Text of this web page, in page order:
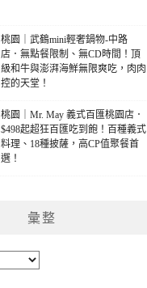
桃園｜武鶴mini輕奢鍋物-中路
店．無點餐限制、無CD時間！頂
級和牛與澎湃海鮮無限爽吃，肉肉
控的天堂！
桃園｜Mr. May 義式百匯桃園店．
$498起超狂百匯吃到飽！百種義式
料理、18種披薩，高CP值聚餐首
選！
彙整